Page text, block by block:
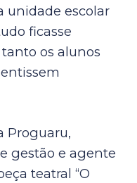
unidade escolar
ficasse
os alunos
Proguaru,
gestão e agente
teatral “O